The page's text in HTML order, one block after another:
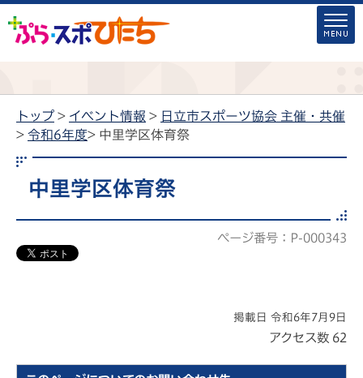
トップ > イベント情報 > 日立市スポーツ協会 主催・共催
> 令和6年度> 中里学区体育祭
中里学区体育祭
ページ番号：P-000343
掲載日 令和6年7月9日
アクセス数 62